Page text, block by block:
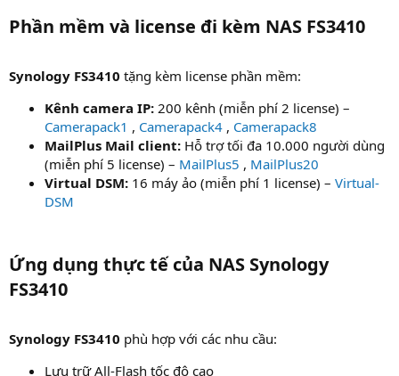
Phần mềm và license đi kèm NAS FS3410​
Synology FS3410 tặng kèm license phần mềm:
Kênh camera IP: 200 kênh (miễn phí 2 license) –
Camerapack1 , Camerapack4 , Camerapack8
MailPlus Mail client: Hỗ trợ tối đa 10.000 người dùng
(miễn phí 5 license) – MailPlus5 , MailPlus20
Virtual DSM: 16 máy ảo (miễn phí 1 license) – Virtual-
DSM
Ứng dụng thực tế của NAS Synology
FS3410​
Synology FS3410 phù hợp với các nhu cầu:
Lưu trữ All-Flash tốc độ cao